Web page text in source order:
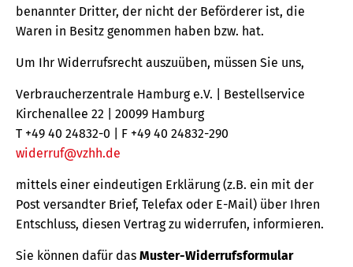
benannter Dritter, der nicht der Beförderer ist, die
Waren in Besitz genommen haben bzw. hat.
Um Ihr Widerrufsrecht auszuüben, müssen Sie uns,
Verbraucherzentrale Hamburg e.V. | Bestellservice
Kirchenallee 22 | 20099 Hamburg
T +49 40 24832-0 | F +49 40 24832-290
widerruf@vzhh.de
mittels einer eindeutigen Erklärung (z.B. ein mit der
Post versandter Brief, Telefax oder E-Mail) über Ihren
Entschluss, diesen Vertrag zu widerrufen, informieren.
Sie können dafür das Muster-Widerrufsformular